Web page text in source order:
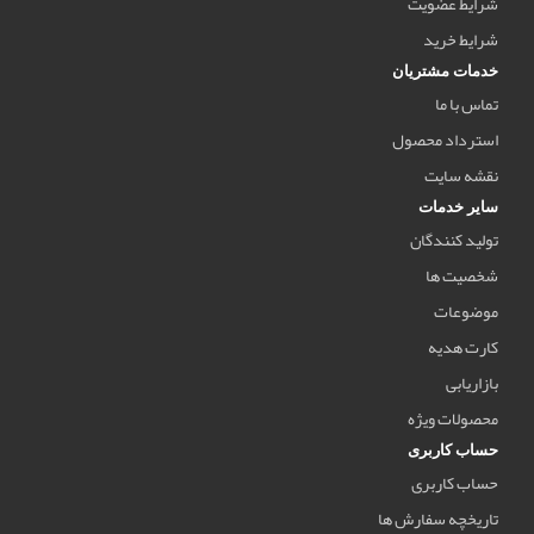
شرایط خرید
خدمات مشتریان
تماس با ما
استرداد محصول
نقشه سایت
سایر خدمات
تولید کنندگان
شخصیت ها
موضوعات
کارت هدیه
بازاریابی
محصولات ویژه
حساب کاربری
حساب کاربری
تاریخچه سفارش ها